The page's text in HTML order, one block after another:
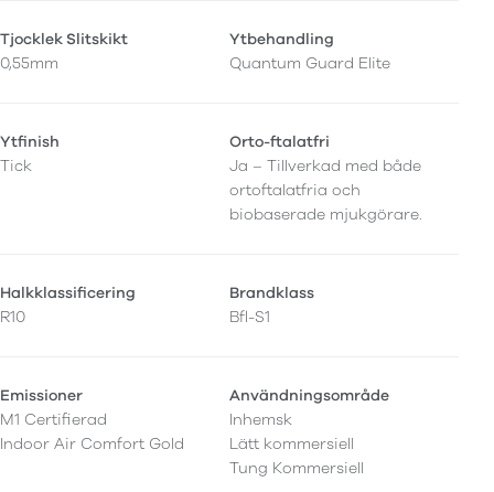
Tjocklek Slitskikt
0,55mm
Ytbehandling
Quantum Guard Elite
Ytfinish
Tick
Orto-ftalatfri
Ja – Tillverkad med både
ortoftalatfria och
biobaserade mjukgörare.
Halkklassificering
R10
Brandklass
Bfl-S1
Emissioner
M1 Certifierad
Indoor Air Comfort Gold
Användningsområde
Inhemsk
Lätt kommersiell
Tung Kommersiell